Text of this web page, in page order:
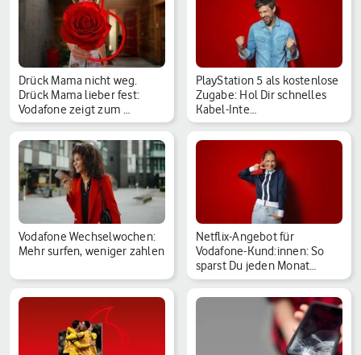
Drück Mama nicht weg.
Drück Mama lieber fest:
Vodafone zeigt zum …
PlayStation 5 als kostenlose
Zugabe: Hol Dir schnelles
Kabel-Inte…
Vodafone Wechselwochen:
Mehr surfen, weniger zahlen
Netflix-Angebot für
Vodafone-Kund:innen: So
sparst Du jeden Monat…